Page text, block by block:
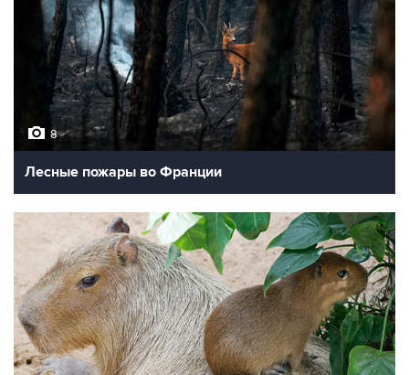
8
Лесные пожары во Франции